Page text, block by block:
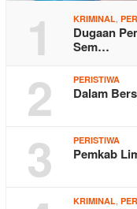
1 KRIMINAL
Dugaan
Sem…
2 PERISTIWA
Dalam
3 PERISTIWA
Pemkab
KRIMINAL